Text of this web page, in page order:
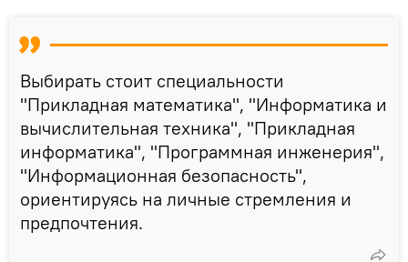
Выбирать стоит специальности
"Прикладная математика", "Информатика и
вычислительная техника", "Прикладная
информатика", "Программная инженерия",
"Информационная безопасность",
ориентируясь на личные стремления и
предпочтения.